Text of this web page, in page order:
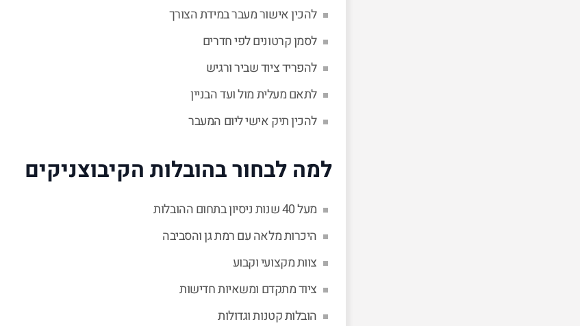
להכין אישור מעבר במידת הצורך
לסמן קרטונים לפי חדרים
להפריד ציוד שביר ורגיש
לתאם מעלית מול ועד הבניין
להכין תיק אישי ליום המעבר
למה לבחור בהובלות הקיבוצניקים
מעל 40 שנות ניסיון בתחום ההובלות
היכרות מלאה עם רמת גן והסביבה
צוות מקצועי וקבוע
ציוד מתקדם ומשאיות חדישות
הובלות קטנות וגדולות